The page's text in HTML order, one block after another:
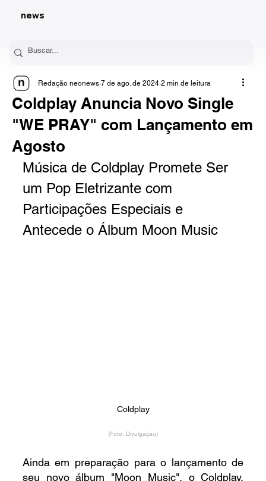
news
Coldplay Anuncia Novo Single
"WE PRAY" com Lançamento em
Agosto
Redação neonews 7 de ago. de 2024 2 min de leitura
Música de Coldplay Promete Ser
um Pop Eletrizante com
Participações Especiais e
Antecede o Álbum Moon Music
Coldplay
(Foto: Divulgação)
Ainda em preparação para o lançamento de
seu novo álbum "Moon Music", o Coldplay,